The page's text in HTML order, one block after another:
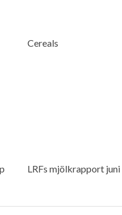
Cereals
LRFs mjölkrapport juni